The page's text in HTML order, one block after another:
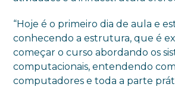
“Hoje é o primeiro dia de aula e
conhecendo a estrutura, que é
começar o curso abordando os
computacionais, entendendo
computadores e toda a parte